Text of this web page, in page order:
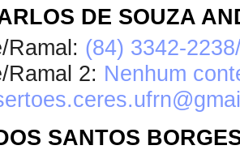
DE SOUZA
Ramal: (84) 3342-
Ramal 2: Nenhum
SANTOS